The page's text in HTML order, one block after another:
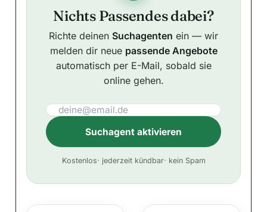
Nichts Passendes dabei?
Richte deinen Suchagenten ein — wir
melden dir neue passende Angebote
automatisch per E-Mail, sobald sie
online gehen.
Suchagent aktivieren
t
Kostenlos· jederzeit kündbar· kein Spam